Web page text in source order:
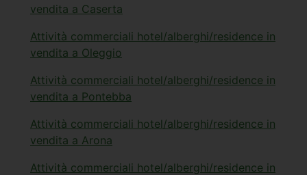
vendita a Caserta
Attività commerciali hotel/alberghi/residence in
vendita a Oleggio
Attività commerciali hotel/alberghi/residence in
vendita a Pontebba
Attività commerciali hotel/alberghi/residence in
vendita a Arona
Attività commerciali hotel/alberghi/residence in